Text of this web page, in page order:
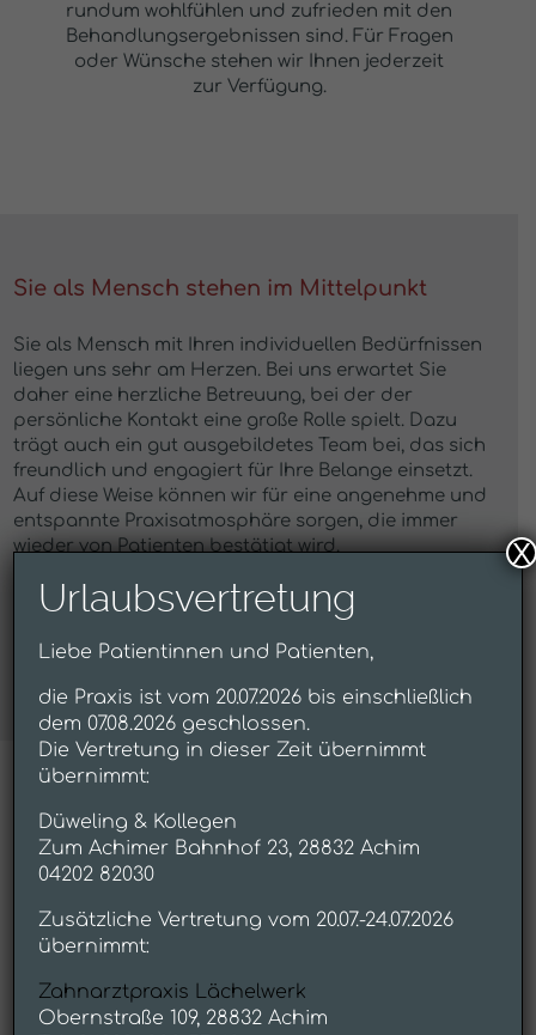
rundum wohlfühlen und zufrieden mit den
Behandlungsergebnissen sind. Für Fragen
oder Wünsche stehen wir Ihnen jederzeit
zur Verfügung.
Sie als Mensch stehen im Mittelpunkt
Sie als Mensch mit Ihren individuellen Bedürfnissen
liegen uns sehr am Herzen. Bei uns erwartet Sie
daher eine herzliche Betreuung, bei der der
persönliche Kontakt eine große Rolle spielt. Dazu
trägt auch ein gut ausgebildetes Team bei, das sich
freundlich und engagiert für Ihre Belange einsetzt.
Auf diese Weise können wir für eine angenehme und
entspannte Praxisatmosphäre sorgen, die immer
wieder von Patienten bestätigt wird.
Online-Terminvereinbarung
Praxis
Praxisrundgang
Urlaubsvertretung
Liebe Patientinnen und Patienten,
die Praxis ist vom 20.07.2026 bis einschließlich
dem 07.08.2026 geschlossen.
Die Vertretung in dieser Zeit übernimmt
übernimmt:
Düweling & Kollegen
Zum Achimer Bahnhof 23, 28832 Achim
04202 82030
Zusätzliche Vertretung vom 20.07.-24.07.2026
übernimmt:
Zahnarztpraxis Lächelwerk
Obernstraße 109, 28832 Achim
X